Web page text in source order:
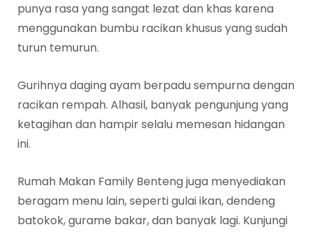
punya rasa yang sangat lezat dan khas karena
menggunakan bumbu racikan khusus yang sudah
turun temurun.
Gurihnya daging ayam berpadu sempurna dengan
racikan rempah. Alhasil, banyak pengunjung yang
ketagihan dan hampir selalu memesan hidangan
ini.
Rumah Makan Family Benteng juga menyediakan
beragam menu lain, seperti gulai ikan, dendeng
batokok, gurame bakar, dan banyak lagi. Kunjungi